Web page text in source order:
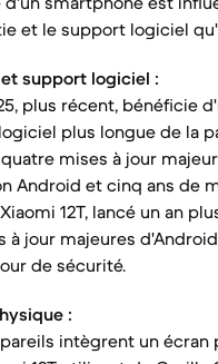
et le support logiciel
support logiciel :
plus récent, bénéficie
plus longue de la
mises à jour
Android et cinq ans de
12T, lancé un an
à jour majeures
de sécurité.
:
intègrent un écran